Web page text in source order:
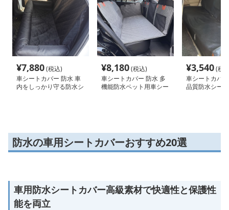
¥7,880(税込)
車シートカバー 防水 車
内をしっかり守る防水シ
¥8,180(税込)
車シートカバー 防水 多
機能防水ペット用車シー
¥3,540(税
車シートカバ
品質防水シー
防水の車用シートカバーおすすめ20選
車用防水シートカバー高級素材で快適性と保護性
能を両立